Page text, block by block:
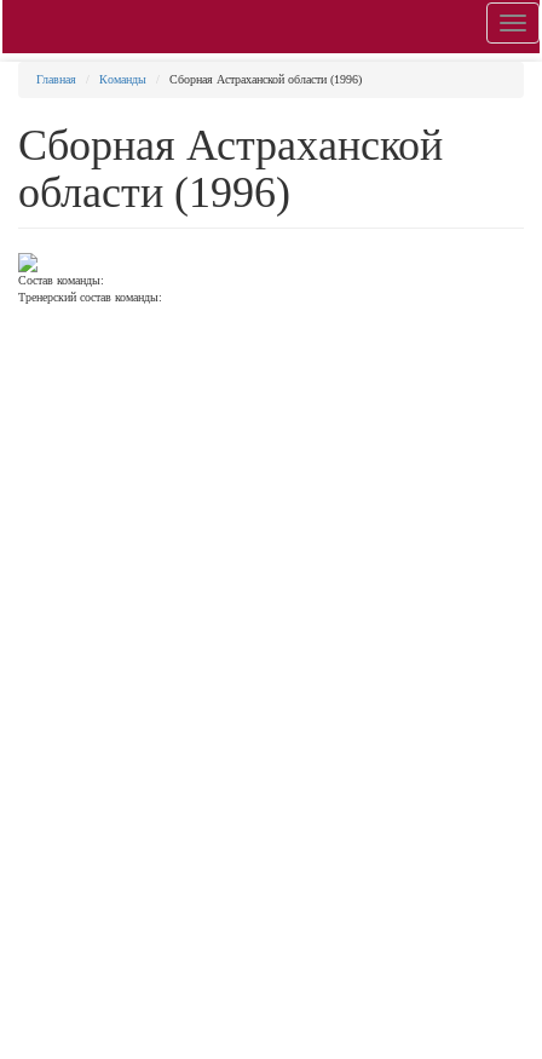
Главная Команды Сборная Астраханской области (1996)
Сборная Астраханской
области (1996)
Состав команды:
Тренерский состав команды: